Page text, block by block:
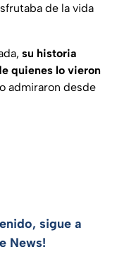
de la vida
su historia
quienes lo vieron
admiraron desde
sigue a
News!